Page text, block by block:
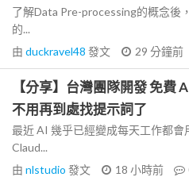
了解Data Pre-processing的概念後
的...
由 duckravel48 發文 29 分鐘前
【分享】台灣團隊開發 免費
不用再到處找提示詞了
最近 AI 幾乎已經變成每天工作都會
Claud...
由 nlstudio 發文 18 小時前